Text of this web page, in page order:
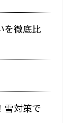
を徹底比
雪対策で